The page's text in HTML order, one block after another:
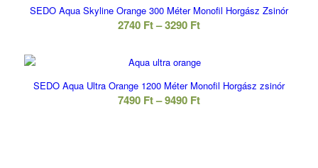
3290 Ft
SEDO Aqua Skyline Orange 300 Méter Monofil Horgász Zsinór
2740 Ft–3290 FtÁrtartomány:
-
SEDO Aqua Ultra Orange 1200 Méter Monofil Horgász zsinór
7490 Ft–9490 FtÁrtartomány: